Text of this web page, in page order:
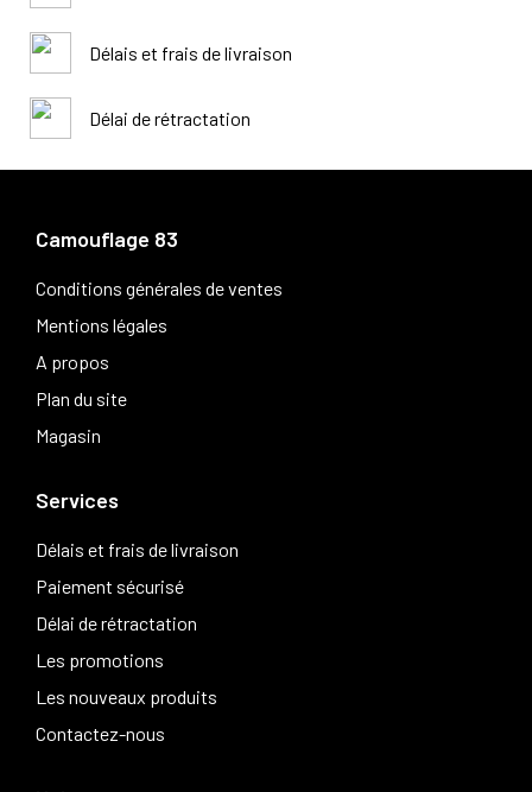
Délais et frais de livraison
Délai de rétractation
Camouflage 83
Conditions générales de ventes
Mentions légales
A propos
Plan du site
Magasin
Services
Délais et frais de livraison
Paiement sécurisé
Délai de rétractation
Les promotions
Les nouveaux produits
Contactez-nous